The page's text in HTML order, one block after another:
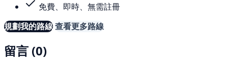
免費、即時、無需註冊
規劃我的路線查看更多路線
留言 (0)